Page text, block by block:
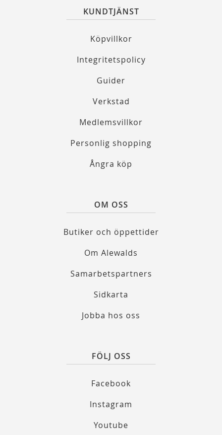
KUNDTJÄNST
Köpvillkor
Integritetspolicy
Guider
Verkstad
Medlemsvillkor
Personlig shopping
Ångra köp
OM OSS
Butiker och öppettider
Om Alewalds
Samarbetspartners
Sidkarta
Jobba hos oss
FÖLJ OSS
Facebook
Instagram
Youtube